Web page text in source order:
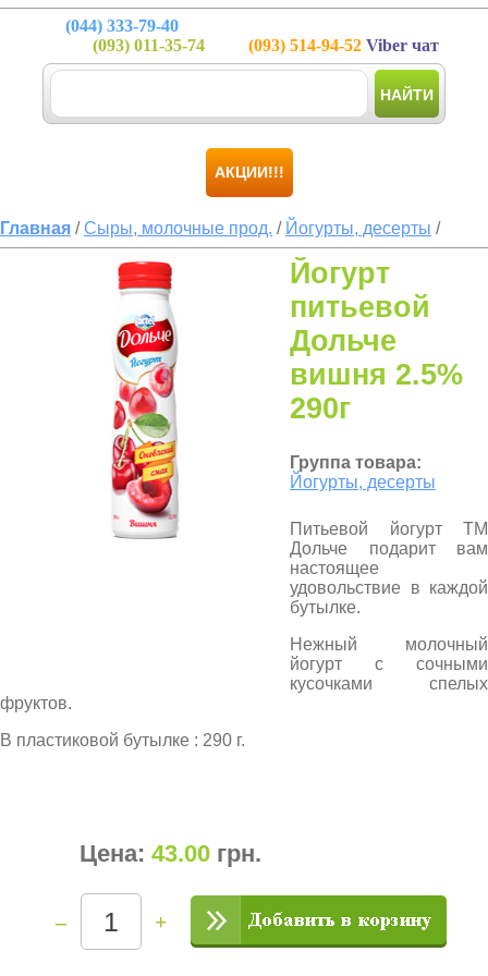
(044) 333-79-40
(093) 011-35-74 (093) 514-94-52 Viber чат
НАЙТИ
АКЦИИ!!!
Главная /Сыры, молочные прод. / Йогурты, десерты /
Йогурт
питьевой
Дольче
вишня 2.5%
290г
Группа товара:
Йогурты, десерты
Питьевой йогурт ТМ
Дольче подарит вам
настоящее
удовольствие в каждой
бутылке.
Нежный молочный
йогурт с сочными
кусочками спелых
фруктов.
В пластиковой бутылке : 290 г.
Цена: 43.00 грн.
– +